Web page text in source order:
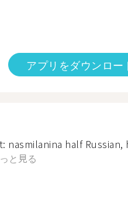
アプリをダウンロー
nasmilanina half Russian,
と見る